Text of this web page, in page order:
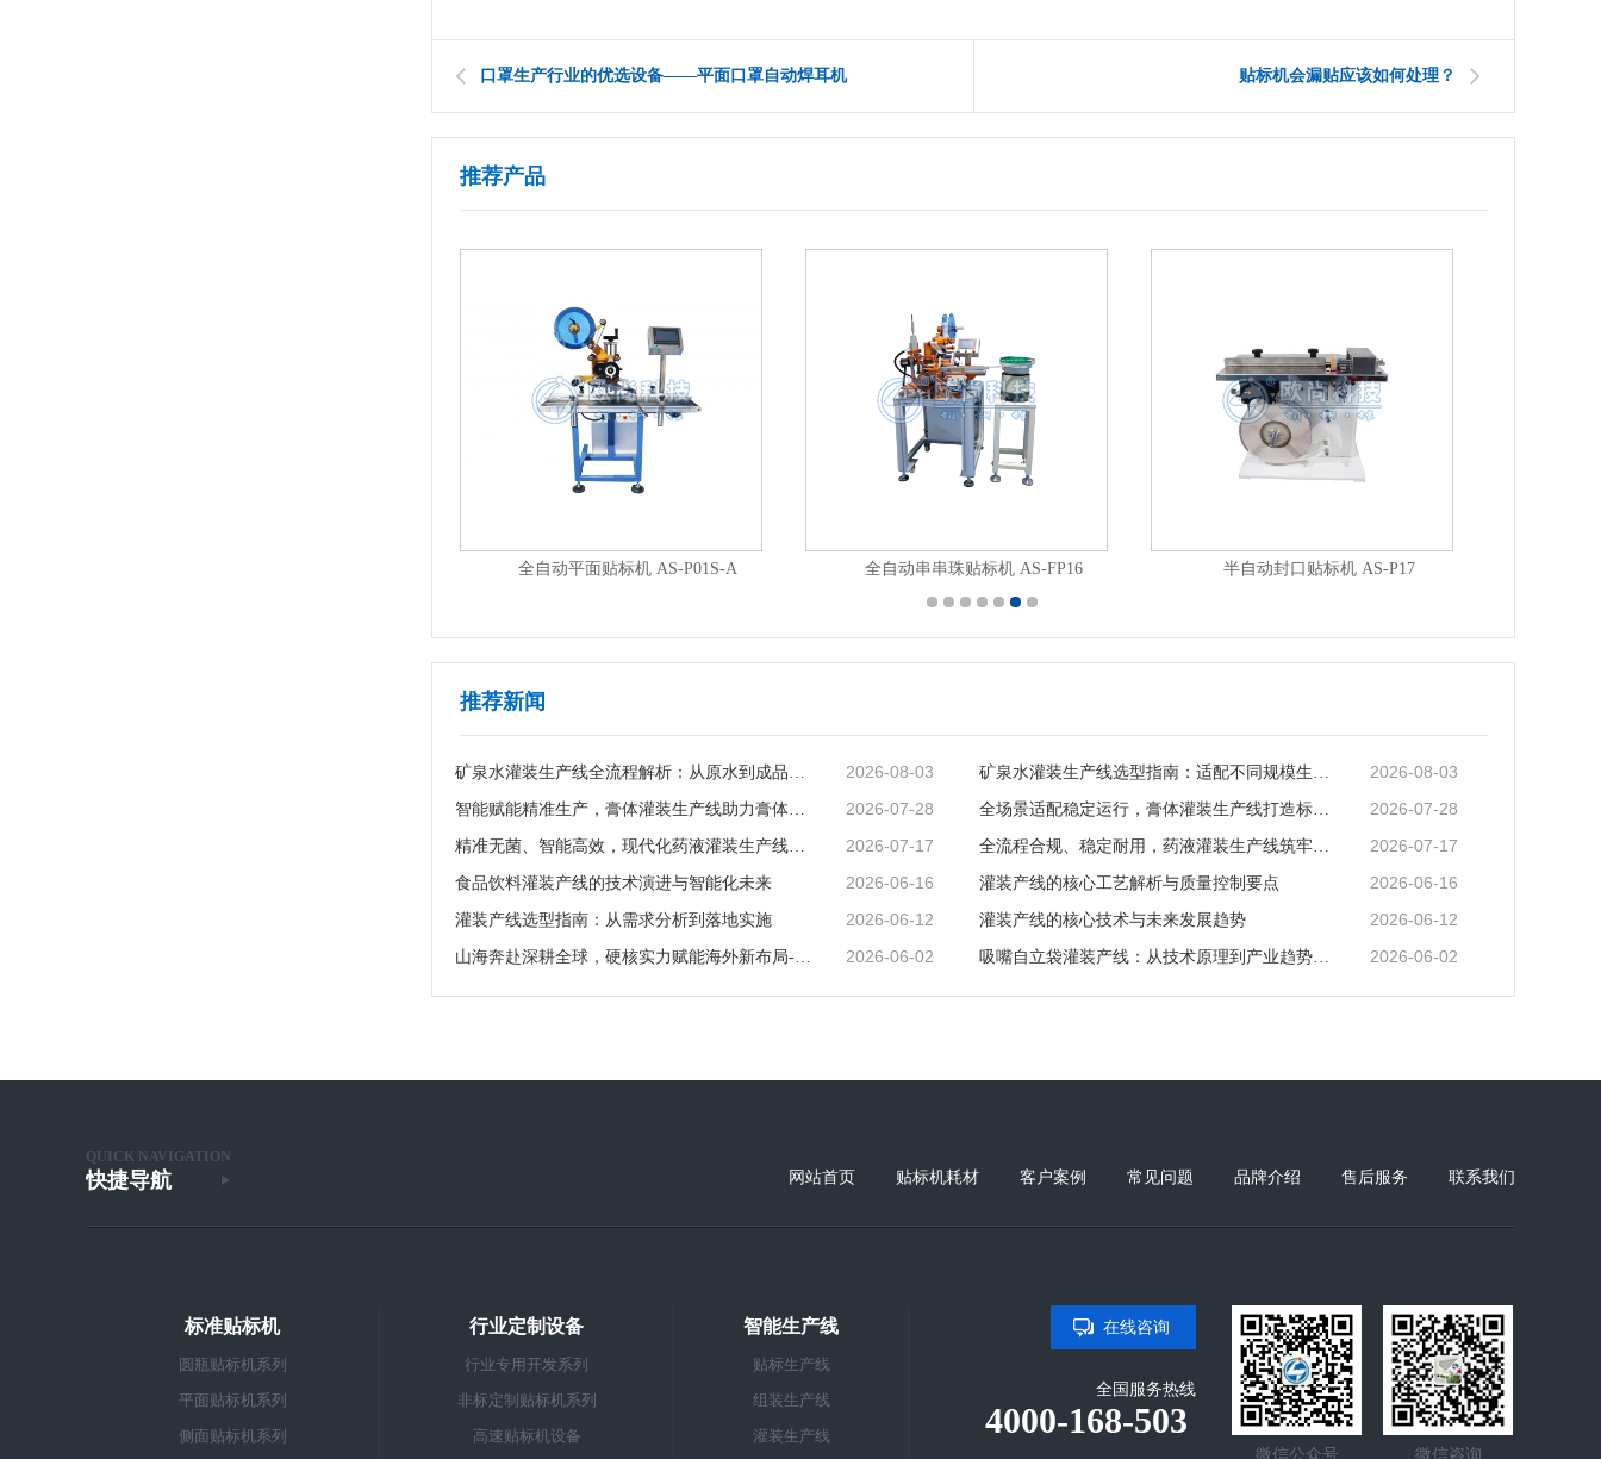
口罩生产行业的优选设备——平面口罩自动焊耳机 贴标机会漏贴应该如何处理？
推荐产品
桌面式简易版卧式圆瓶贴标机 AS-NC05S
推荐新闻
矿泉水灌装生产线全流程解析：从原水到成品的品质守护 2026-08-03 矿泉水灌装生产线选型指南：适配不同规模生产的核心逻辑 2026-08-03
智能赋能精准生产，膏体灌装生产线助力膏体行业提质增效 2026-07-28 全场景适配稳定运行，膏体灌装生产线打造标准化灌装新体系 2026-07-28
精准无菌、智能高效，现代化药液灌装生产线赋能制药行业升级 2026-07-17 全流程合规、稳定耐用，药液灌装生产线筑牢药液生产品质防线 2026-07-17
食品饮料灌装产线的技术演进与智能化未来 2026-06-16 灌装产线的核心工艺解析与质量控制要点 2026-06-16
灌装产线选型指南：从需求分析到落地实施 2026-06-12 灌装产线的核心技术与未来发展趋势 2026-06-12
山海奔赴深耕全球，硬核实力赋能海外新布局--雅加达展会 2026-06-02 吸嘴自立袋灌装产线：从技术原理到产业趋势的深度解读 2026-06-02
QUICK NAVIGATION
快捷导航 网站首页 贴标机耗材 客户案例 常见问题 品牌介绍 售后服务 联系我们
标准贴标机
圆瓶贴标机系列
平面贴标机系列
侧面贴标机系列
行业定制设备
行业专用开发系列
非标定制贴标机系列
高速贴标机设备
智能生产线
贴标生产线
组装生产线
灌装生产线
在线咨询
全国服务热线
4000-168-503
微信公众号 微信咨询